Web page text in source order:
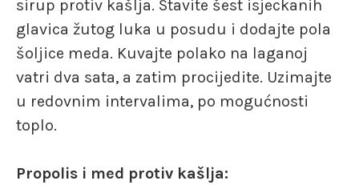
sirup protiv kašlja. Stavite šest isjeckanih
glavica žutog luka u posudu i dodajte pola
šoljice meda. Kuvajte polako na laganoj
vatri dva sata, a zatim procijedite. Uzimajte
u redovnim intervalima, po mogućnosti
toplo.
Propolis i med protiv kašlja: